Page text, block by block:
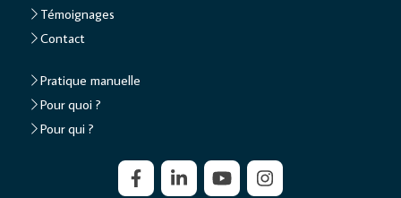
Témoignages
Contact
Pratique manuelle
Pour quoi ?
Pour qui ?